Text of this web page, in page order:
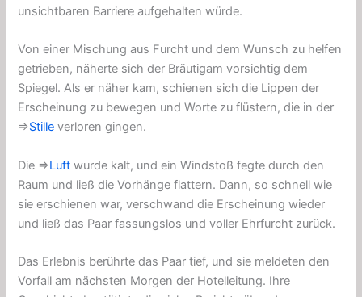
unsichtbaren Barriere aufgehalten würde.
Von einer Mischung aus Furcht und dem Wunsch zu helfen
getrieben, näherte sich der Bräutigam vorsichtig dem
Spiegel. Als er näher kam, schienen sich die Lippen der
Erscheinung zu bewegen und Worte zu flüstern, die in der
⇒Stille verloren gingen.
Die ⇒Luft wurde kalt, und ein Windstoß fegte durch den
Raum und ließ die Vorhänge flattern. Dann, so schnell wie
sie erschienen war, verschwand die Erscheinung wieder
und ließ das Paar fassungslos und voller Ehrfurcht zurück.
Das Erlebnis berührte das Paar tief, und sie meldeten den
Vorfall am nächsten Morgen der Hotelleitung. Ihre